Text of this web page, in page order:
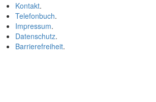
Kontakt.
Telefonbuch.
Impressum.
Datenschutz.
Barrierefreiheit.